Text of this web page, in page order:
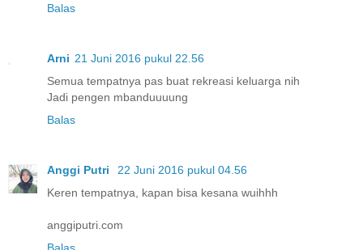
Balas
Arni 21 Juni 2016 pukul 22.56
Semua tempatnya pas buat rekreasi keluarga nih
Jadi pengen mbanduuuung
Balas
Anggi Putri
22 Juni 2016 pukul 04.56
Keren tempatnya, kapan bisa kesana wuihhh
anggiputri.com
Balas